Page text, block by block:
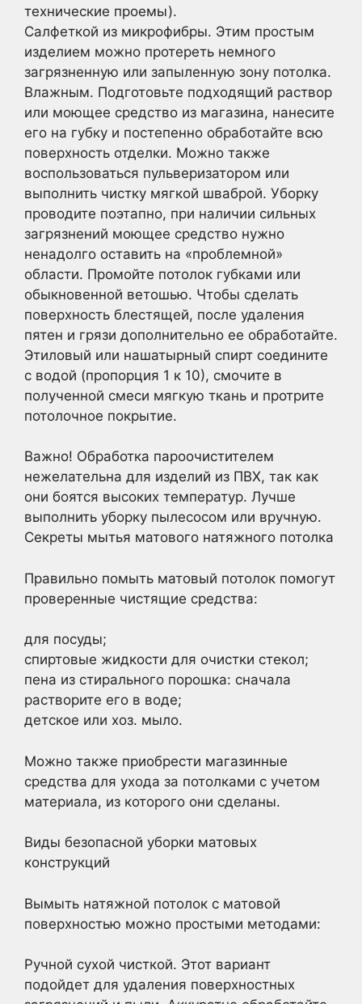
технические проемы).
Салфеткой из микрофибры. Этим простым
изделием можно протереть немного
загрязненную или запыленную зону потолка.
Влажным. Подготовьте подходящий раствор
или моющее средство из магазина, нанесите
его на губку и постепенно обработайте всю
поверхность отделки. Можно также
воспользоваться пульверизатором или
выполнить чистку мягкой шваброй. Уборку
проводите поэтапно, при наличии сильных
загрязнений моющее средство нужно
ненадолго оставить на «проблемной»
области. Промойте потолок губками или
обыкновенной ветошью. Чтобы сделать
поверхность блестящей, после удаления
пятен и грязи дополнительно ее обработайте.
Этиловый или нашатырный спирт соедините
с водой (пропорция 1 к 10), смочите в
полученной смеси мягкую ткань и протрите
потолочное покрытие.
Важно! Обработка пароочистителем
нежелательна для изделий из ПВХ, так как
они боятся высоких температур. Лучше
выполнить уборку пылесосом или вручную.
Секреты мытья матового натяжного потолка
Правильно помыть матовый потолок помогут
проверенные чистящие средства:
для посуды;
спиртовые жидкости для очистки стекол;
пена из стирального порошка: сначала
растворите его в воде;
детское или хоз. мыло.
Можно также приобрести магазинные
средства для ухода за потолками с учетом
материала, из которого они сделаны.
Виды безопасной уборки матовых
конструкций
Вымыть натяжной потолок с матовой
поверхностью можно простыми методами:
Ручной сухой чисткой. Этот вариант
подойдет для удаления поверхностных